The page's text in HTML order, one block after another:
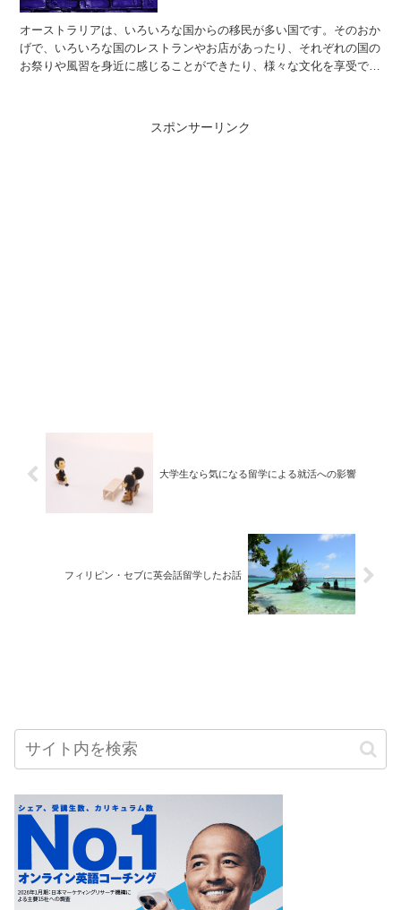
オーストラリアは、いろいろな国からの移民が多い国です。そのおか
げで、いろいろな国のレストランやお店があったり、それぞれの国の
お祭りや風習を身近に感じることができたり、様々な文化を享受でき
スポンサーリンク
大学生なら気になる留学による就活への影響
フィリピン・セブに英会話留学したお話